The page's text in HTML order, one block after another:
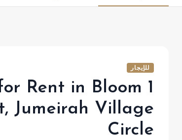
للإيجار
Rent in Bloom
Jumeirah Village
Circle